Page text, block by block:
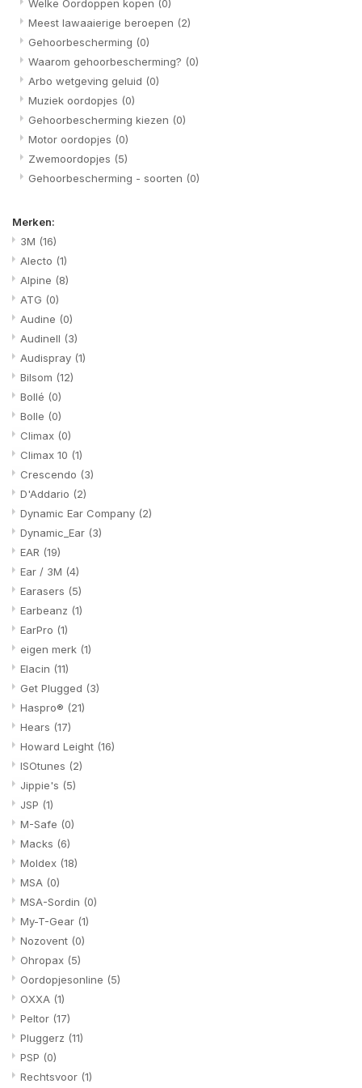
Welke Oordoppen kopen (0)
Meest lawaaierige beroepen (2)
Gehoorbescherming (0)
Waarom gehoorbescherming? (0)
Arbo wetgeving geluid (0)
Muziek oordopjes (0)
Gehoorbescherming kiezen (0)
Motor oordopjes (0)
Zwemoordopjes (5)
Gehoorbescherming - soorten (0)
Merken:
3M (16)
Alecto (1)
Alpine (8)
ATG (0)
Audine (0)
Audinell (3)
Audispray (1)
Bilsom (12)
Bollé (0)
Bolle (0)
Climax (0)
Climax 10 (1)
Crescendo (3)
D'Addario (2)
Dynamic Ear Company (2)
Dynamic_Ear (3)
EAR (19)
Ear / 3M (4)
Earasers (5)
Earbeanz (1)
EarPro (1)
eigen merk (1)
Elacin (11)
Get Plugged (3)
Haspro® (21)
Hears (17)
Howard Leight (16)
ISOtunes (2)
Jippie's (5)
JSP (1)
M-Safe (0)
Macks (6)
Moldex (18)
MSA (0)
MSA-Sordin (0)
My-T-Gear (1)
Nozovent (0)
Ohropax (5)
Oordopjesonline (5)
OXXA (1)
Peltor (17)
Pluggerz (11)
PSP (0)
Rechtsvoor (1)